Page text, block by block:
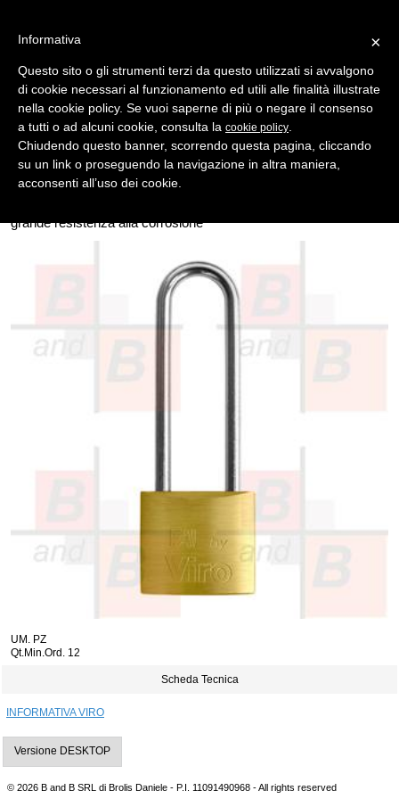
Indietro
LUCCHETTI > VIRO
lucchetto viro fai rettangolare al64 mm 30 q/12 pz
Corpo: in ottone massiccio satinato, con spigoli smussati
grande resistenza alla corrosione
UM. PZ
Qt.Min.Ord. 12
Scheda Tecnica
INFORMATIVA VIRO
Versione DESKTOP
© 2026 B and B SRL di Brolis Daniele - P.I. 11091490968 - All rights reserved
×
Informativa
Questo sito o gli strumenti terzi da questo utilizzati si avvalgono
di cookie necessari al funzionamento ed utili alle finalità illustrate
nella cookie policy. Se vuoi saperne di più o negare il consenso
a tutti o ad alcuni cookie, consulta la cookie policy
Chiudendo questo banner, scorrendo questa pagina, cliccando
su un link o proseguendo la navigazione in altra maniera,
acconsenti all’uso dei cookie.